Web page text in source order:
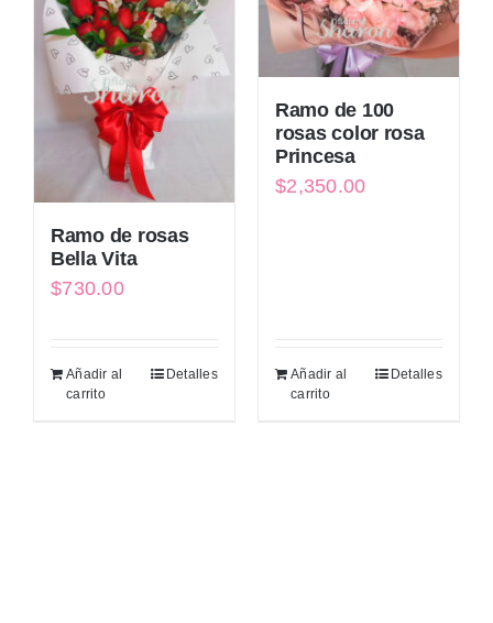
Ramo de rosas
Bella Vita
$730.00
Añadir al
carrito
Detalles
Ramo de 100
rosas color rosa
Princesa
$2,350.00
Añadir al
carrito
Detalles